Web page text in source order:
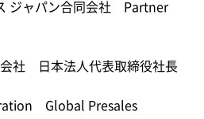
ジャパン合同会社 Partner
社 日本法人代表取締役社長
Global Presales